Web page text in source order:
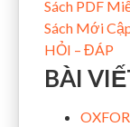
Sách PDF
Sách Mới
HỎI – ĐÁP
BÀI